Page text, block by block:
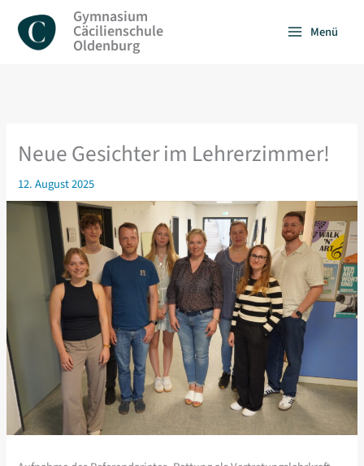
Inhalt
springen
Gymnasium
Cäcilienschule
Oldenburg
Menü
Neue Gesichter im Lehrerzimmer!
12. August 2025